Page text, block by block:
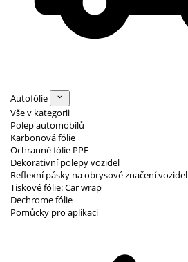
Autofólie
Vše v kategorii
Polep automobilů
Karbonová fólie
Ochranné fólie PPF
Dekorativní polepy vozidel
Reflexní pásky na obrysové značení vozidel
Tiskové fólie: Car wrap
Dechrome fólie
Pomůcky pro aplikaci